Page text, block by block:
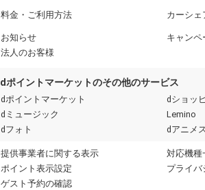
料金・ご利用方法 カーシェ
お知らせ キャンペ
法人のお客様
dポイントマーケットのその他のサービス
dポイントマーケット dショッ
dミュージック
Lemino
dフォト
dアニメ
提供事業者に関する表示 対応機種
ポイント表示設定
プライバ
ゲスト予約の確認